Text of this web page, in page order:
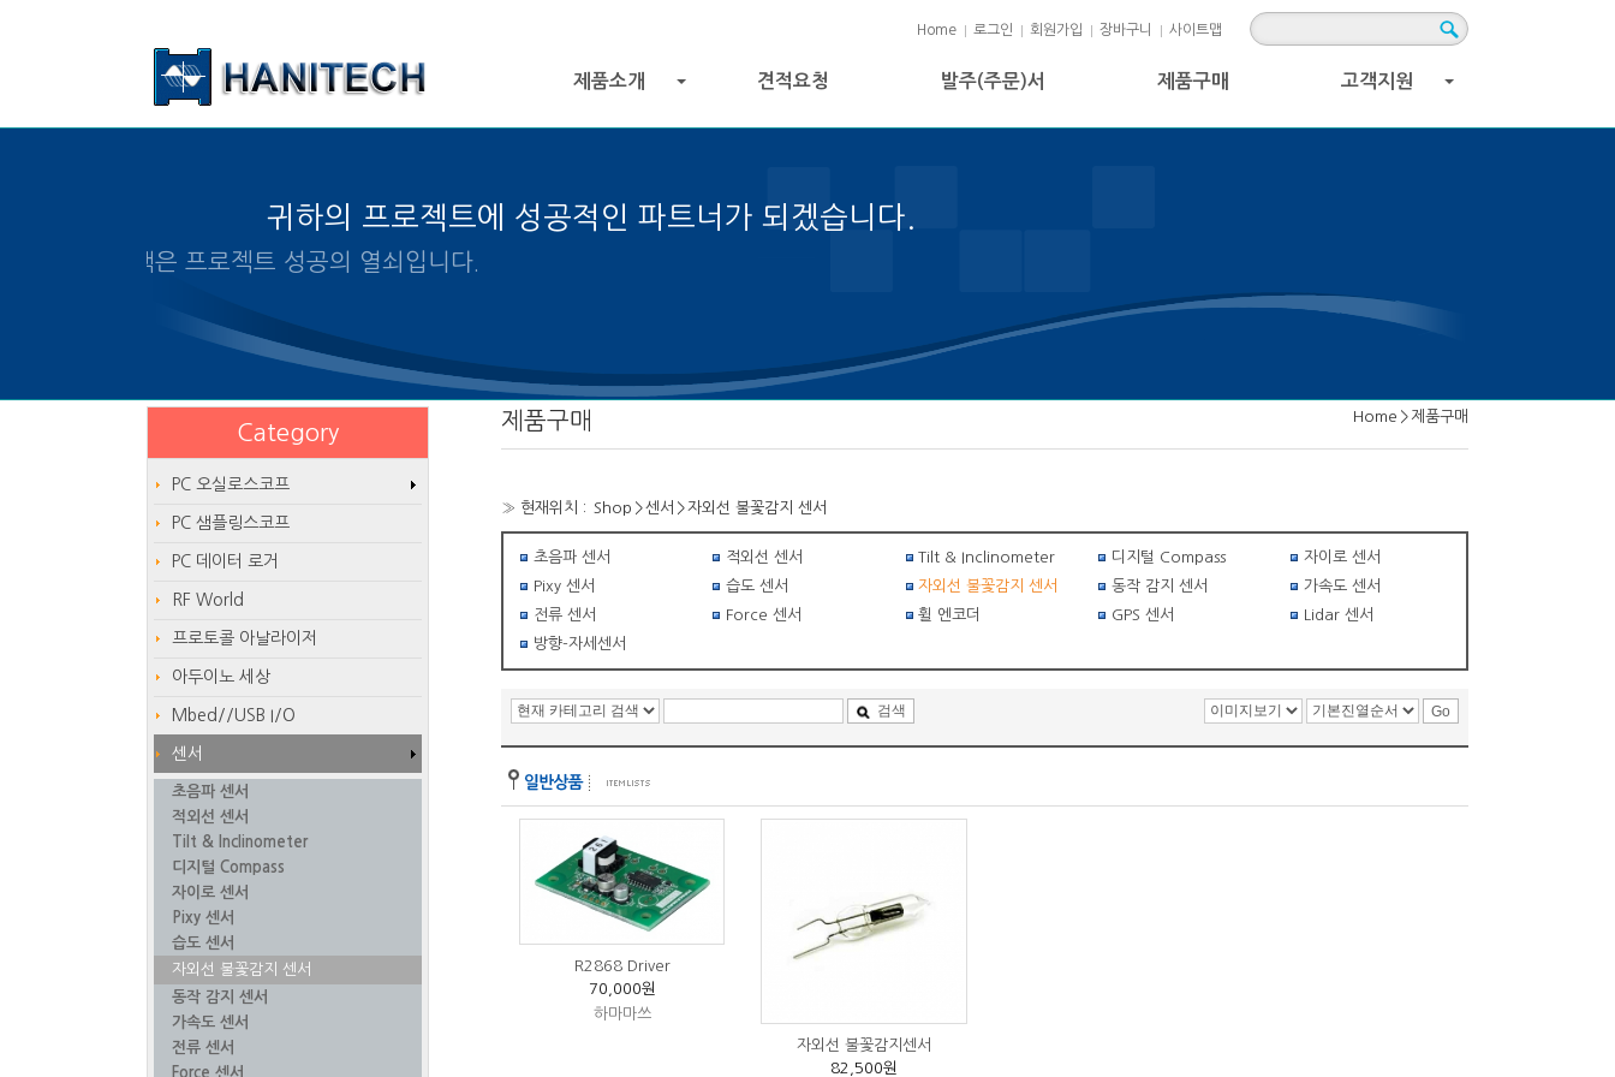
Home 로그인 회원가입 장바구니 사이트맵
제품소개 견적요청 발주(주문)서 제품구매 고객지원
귀하의 프로젝트에 성공적인 파트너가 되겠습니다.
알맞은 제품의 선택은 프로젝트 성공의 열쇠입니다.
Home > 제품구매
제품구매
» 현재위치 : Shop >센서 >자외선 불꽃감지 센서
초음파 센서 적외선 센서 Tilt & Inclinometer 디지털 Compass
자이로 센서
Pixy 센서
습도 센서 자외선 불꽃감지 센서 동작 감지 센서
가속도 센서
전류 센서
Force 센서 휠 엔코더 GPS 센서
Lidar 센서
방향-자세센서
검색
R2868 Driver
70,000원
하마마쓰
자외선 불꽃감지센서
82,500원
Category
PC 오실로스코프
PC 샘플링스코프
PC 데이터 로거
RF World
프로토콜 아날라이저
아두이노 세상
Mbed//USB I/O
센서
초음파 센서
적외선 센서
Tilt & Inclinometer
디지털 Compass
자이로 센서
Pixy 센서
습도 센서
자외선 불꽃감지 센서
동작 감지 센서
가속도 센서
전류 센서
Force 센서